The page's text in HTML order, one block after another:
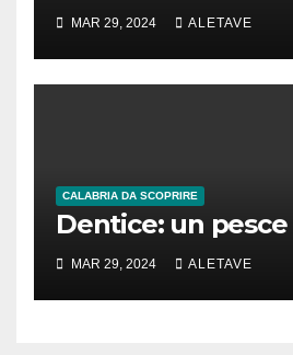
MAR 29, 2024 ALETAVE
CALABRIA DA SCOPRIRE
Dentice: un
MAR 29, 2024 ALETAVE